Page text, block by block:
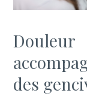
des